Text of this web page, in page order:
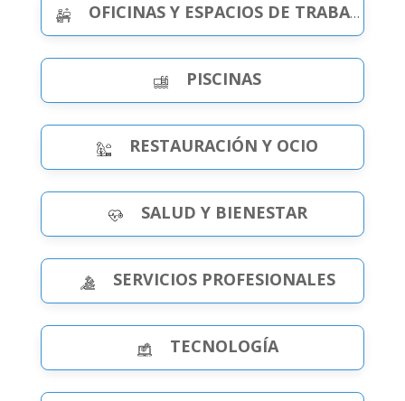
OFICINAS Y ESPACIOS DE TRABAJO
PISCINAS
RESTAURACIÓN Y OCIO
SALUD Y BIENESTAR
SERVICIOS PROFESIONALES
TECNOLOGÍA